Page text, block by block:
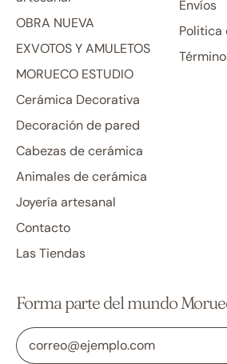
OBRA NUEVA
EXVOTOS Y AMULETOS
MORUECO ESTUDIO
Cerámica Decorativa
Decoración de pared
Cabezas de cerámica
Animales de cerámica
Joyería artesanal
Contacto
Las Tiendas
Envíos
Politica
Forma parte del mundo
Dirección de correo electrónico